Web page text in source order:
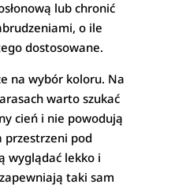
lub chronić
o ile
dostosowane.
na wybór koloru. Na
warto szukać
cień i nie powodują
przestrzeni pod
wyglądać lekko i
taki sam